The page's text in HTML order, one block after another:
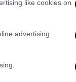
like cookies on
advertising
όταν
είσαι
σιχάματα
θα είχε